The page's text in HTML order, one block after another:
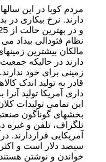
مردم کوبا در این
دارند. نرخ بیکاری در
نظام فئودالی بیداد
مالکان بیشترین
دارند در حالیکه
زمینی برای خود
قادر به تولید اندک
داری آمریکا تولید
این تمامی تولیدات
بخشهای گوناگون
تلگراف، تلفن و غیره
آمریکایی قراردارند.
سیصد دلار است و
خواندن و نوشتن